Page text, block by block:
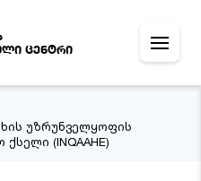
ცენტრი
უზრუნველყოფის
(INQAAHE)